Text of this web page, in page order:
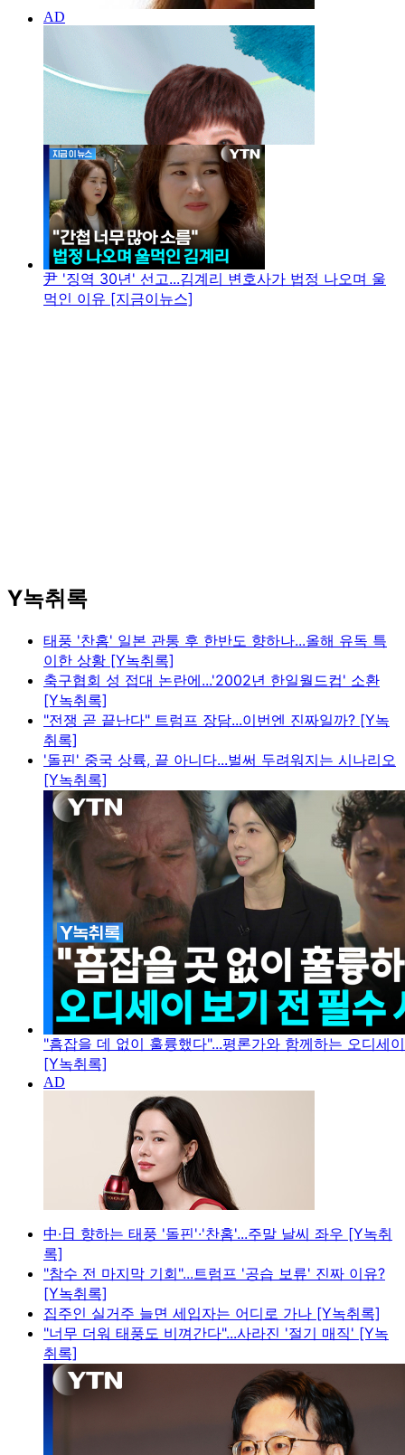
尹 '징역 30년' 선고...김계리 변호사가 법정 나오며 울
먹인 이유 [지금이뉴스]
Y녹취록
태풍 '찬홈' 일본 관통 후 한반도 향하나...올해 유독 특
이한 상황 [Y녹취록]
축구협회 성 접대 논란에...'2002년 한일월드컵' 소환
[Y녹취록]
"전쟁 곧 끝난다" 트럼프 장담...이번엔 진짜일까? [Y녹
취록]
'돌핀' 중국 상륙, 끝 아니다...벌써 두려워지는 시나리오
[Y녹취록]
"흠잡을 데 없이 훌륭했다"...평론가와 함께하는 오디세
[Y녹취록]
中·日 향하는 태풍 '돌핀'·'찬홈'...주말 날씨 좌우 [Y녹취
록]
"참수 전 마지막 기회"...트럼프 '공습 보류' 진짜 이유?
[Y녹취록]
집주인 실거주 늘면 세입자는 어디로 가나 [Y녹취록]
"너무 더워 태풍도 비껴간다"...사라진 '절기 매직' [Y녹
취록]